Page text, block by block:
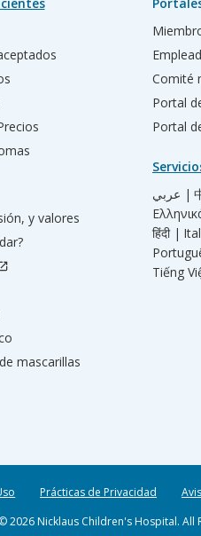
y valores
mascarillas
Comité
Portal
Portal
عربي |
हिंदी |
Tiếng
Prácticas de Privacidad
© 2026 Nicklaus Children's Hospital. All